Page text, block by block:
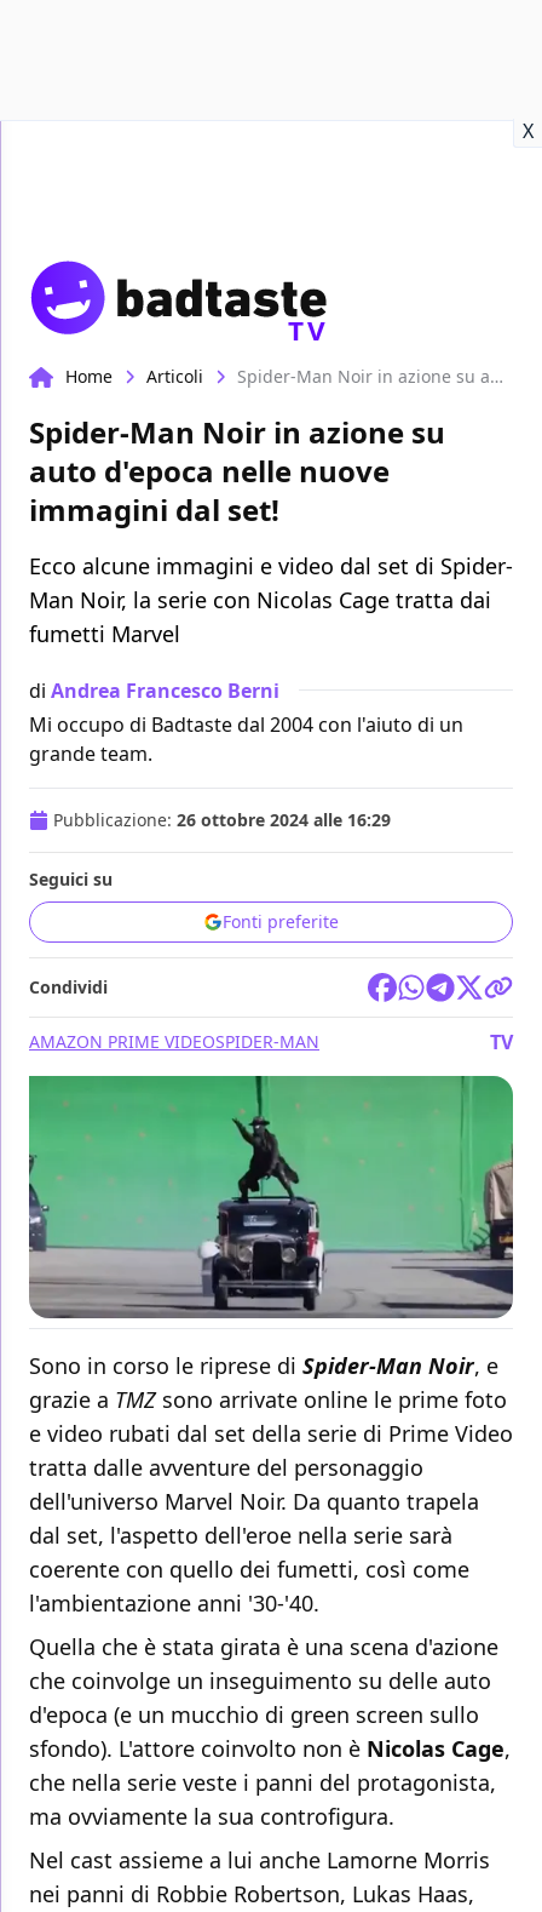
X
TV
Home Articoli Spider-Man Noir in azione su auto d'epoca nelle nuove immagini dal set!
Spider-Man Noir in azione su
auto d'epoca nelle nuove
immagini dal set!
Ecco alcune immagini e video dal set di Spider-
Man Noir, la serie con Nicolas Cage tratta dai
fumetti Marvel
di Andrea Francesco Berni
Mi occupo di Badtaste dal 2004 con l'aiuto di un
grande team.
Pubblicazione: 26 ottobre 2024 alle 16:29
Seguici su
Fonti preferite
Condividi
AMAZON PRIME VIDEOSPIDER-MAN TV
Sono in corso le riprese di Spider-Man Noir, e
grazie a TMZsono arrivate online le prime foto
e video rubati dal set della serie di Prime Video
tratta dalle avventure del personaggio
dell'universo Marvel Noir. Da quanto trapela
dal set, l'aspetto dell'eroe nella serie sarà
coerente con quello dei fumetti, così come
l'ambientazione anni '30-'40.
Quella che è stata girata è una scena d'azione
che coinvolge un inseguimento su delle auto
d'epoca (e un mucchio di green screen sullo
sfondo). L'attore coinvolto non è Nicolas Cage,
che nella serie veste i panni del protagonista,
ma ovviamente la sua controfigura.
Nel cast assieme a lui anche Lamorne Morris
nei panni di Robbie Robertson, Lukas Haas,